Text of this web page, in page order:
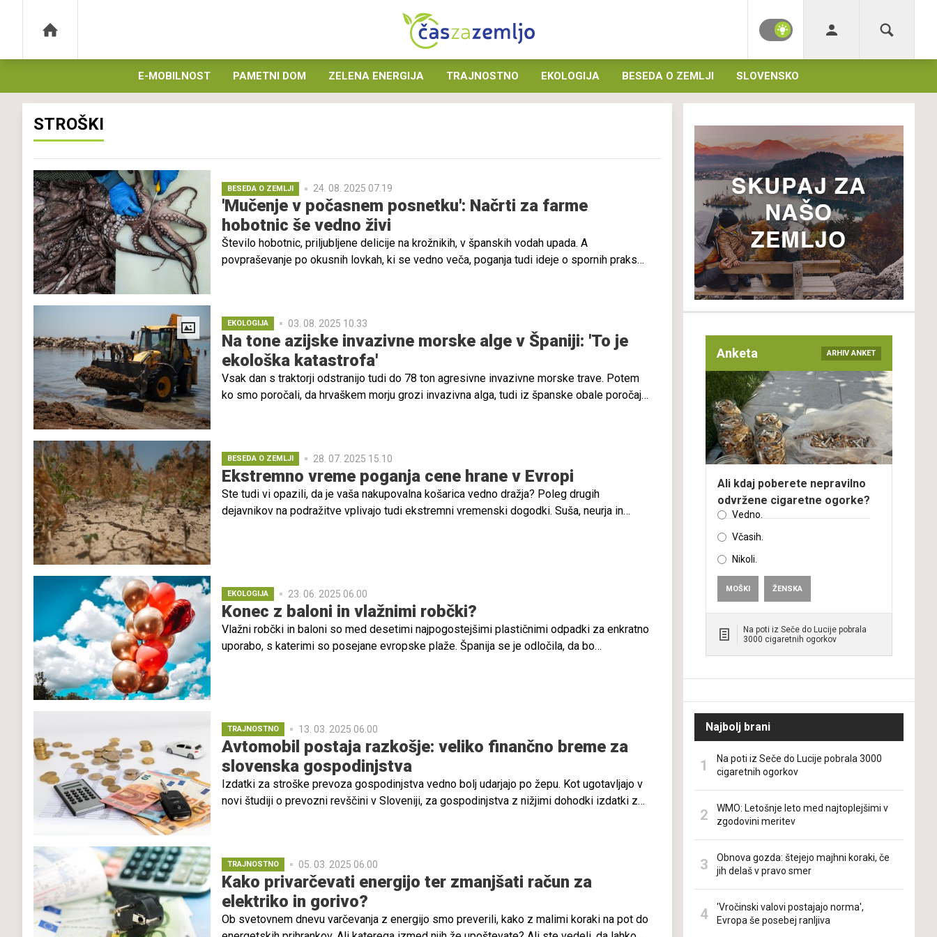
E-MOBILNOST PAMETNI DOM ZELENA ENERGIJA TRAJNOSTNO EKOLOGIJA BESEDA O ZEMLJI SLOVENSKO
STROŠKI
BESEDA O ZEMLJI 24. 08. 2025 07.19
'Mučenje v počasnem posnetku': Načrti za farme
hobotnic še vedno živi
Število hobotnic, priljubljene delicije na krožnikih, v španskih vodah upada. A
povpraševanje po okusnih lovkah, ki se vedno veča, poganja tudi ideje o spornih praksah
EKOLOGIJA 03. 08. 2025 10.33
Na tone azijske invazivne morske alge v Španiji: 'To je
ekološka katastrofa'
Vsak dan s traktorji odstranijo tudi do 78 ton agresivne invazivne morske trave. Potem
ko smo poročali, da hrvaškem morju grozi invazivna alga, tudi iz španske obale poročajo
BESEDA O ZEMLJI 28. 07. 2025 15.10
Ekstremno vreme poganja cene hrane v Evropi
Ste tudi vi opazili, da je vaša nakupovalna košarica vedno dražja? Poleg drugih
dejavnikov na podražitve vplivajo tudi ekstremni vremenski dogodki. Suša, neurja in
EKOLOGIJA 23. 06. 2025 06.00
Konec z baloni in vlažnimi robčki?
Vlažni robčki in baloni so med desetimi najpogostejšimi plastičnimi odpadki za enkratno
uporabo, s katerimi so posejane evropske plaže. Španija se je odločila, da bo
TRAJNOSTNO 13. 03. 2025 06.00
Avtomobil postaja razkošje: veliko finančno breme za
slovenska gospodinjstva
Izdatki za stroške prevoza gospodinjstva vedno bolj udarjajo po žepu. Kot ugotavljajo v
novi študiji o prevozni revščini v Sloveniji, za gospodinjstva z nižjimi dohodki izdatki za
v odvisnost od osebnih vozil, ki so veliko finančno breme za gospodinjstva, poudarjajo
v društvu za sonaraven razvoj Focus.
TRAJNOSTNO 05. 03. 2025 06.00
Kako privarčevati energijo ter zmanjšati račun za
elektriko in gorivo?
Ob svetovnem dnevu varčevanja z energijo smo preverili, kako z malimi koraki na pot do
Anketa ARHIV ANKET
Ali kdaj poberete nepravilno
odvržene cigaretne ogorke?
Vedno.
Včasih.
Nikoli.
MOŠKI ŽENSKA
Na poti iz Seče do Lucije pobrala
3000 cigaretnih ogorkov
Najbolj brani
Na poti iz Seče do Lucije pobrala 3000
cigaretnih ogorkov
WMO: Letošnje leto med najtoplejšimi v
zgodovini meritev
Obnova gozda: štejejo majhni koraki, če
jih delaš v pravo smer
'Vročinski valovi postajajo norma',
Evropa še posebej ranljiva